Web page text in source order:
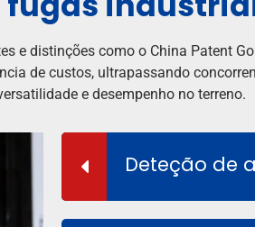
e distinções como o China Patent
de custos, ultrapassando
e desempenho no terreno.
Deteção de